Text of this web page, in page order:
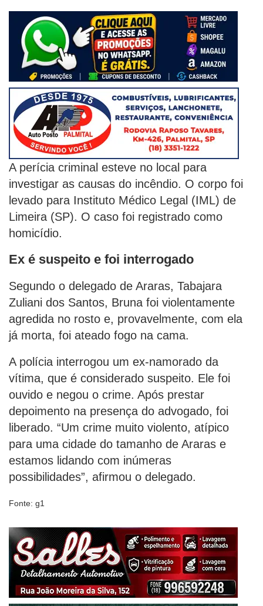
A perícia criminal esteve no local para
investigar as causas do incêndio. O corpo foi
levado para Instituto Médico Legal (IML) de
Limeira (SP). O caso foi registrado como
homicídio.
Ex é suspeito e foi interrogado
Segundo o delegado de Araras, Tabajara
Zuliani dos Santos, Bruna foi violentamente
agredida no rosto e, provavelmente, com ela
já morta, foi ateado fogo na cama.
A polícia interrogou um ex-namorado da
vítima, que é considerado suspeito. Ele foi
ouvido e negou o crime. Após prestar
depoimento na presença do advogado, foi
liberado. “Um crime muito violento, atípico
para uma cidade do tamanho de Araras e
estamos lidando com inúmeras
possibilidades”, afirmou o delegado.
Fonte: g1